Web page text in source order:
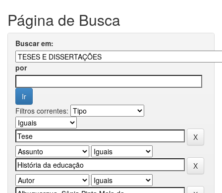
Página de Busca
Buscar em:
por
Filtros correntes: